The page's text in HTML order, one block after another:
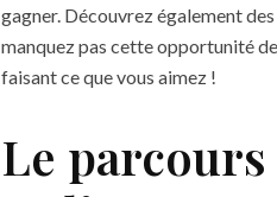
gagner. Découvrez également
manquez pas cette opportunité
faisant ce que vous aimez !
Le